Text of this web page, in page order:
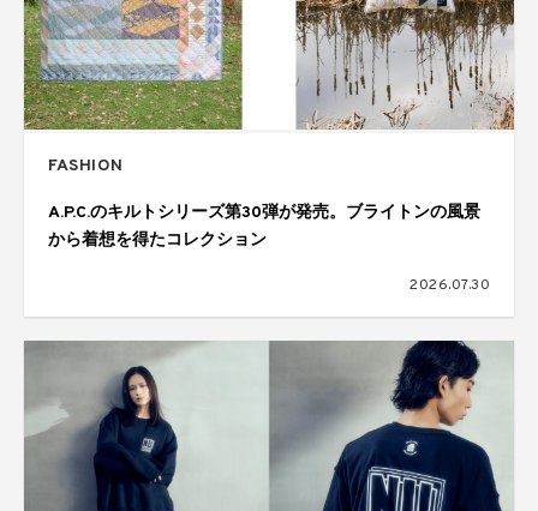
FASHION
A.P.C.のキルトシリーズ第30弾が発売。ブライトンの風景
から着想を得たコレクション
2026.07.30